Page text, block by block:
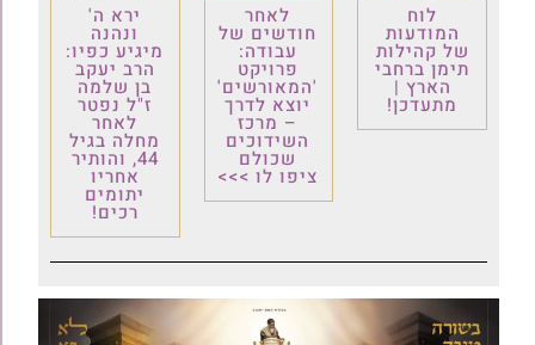
לוח
המודעות
של קהילות
תימן ברחבי
הארץ |
מתעדכן!
לאחר
חודשים של
עבודה:
פרויקט
'המאורשים'
יוצא לדרך
– מרכז
השידוכים
שכולם
ציפו לו >>>
ירא ה'
ונהנה
מיגיע כפיו:
הרב יעקב
בן שלמה
ז"ל נפטר
לאחר
מחלה בגיל
44, והותיר
אחריו
יתומים
רכים!